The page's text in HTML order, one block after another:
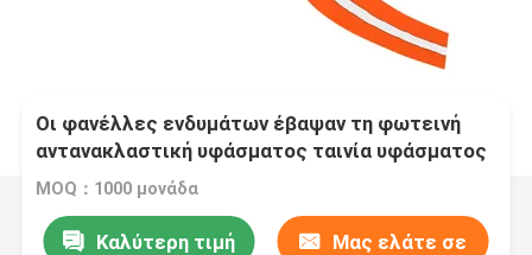
Οι φανέλλες ενδυμάτων έβαψαν τη φωτεινή
αντανακλαστική υφάσματος ταινία υφάσματος
προμηθευτών γκρίζα πράσινη αντανακλαστική
MOQ：1000 μονάδα
Καλύτερη τιμή Μας ελάτε σε